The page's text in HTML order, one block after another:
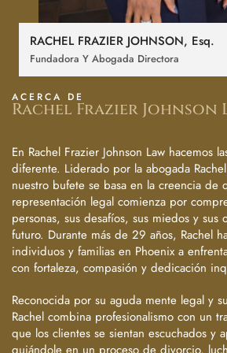
RACHEL FRAZIER JOHNSON, Esq.
Fundadora Y Abogada Directora
ACERCA DE
Rachel Frazier Johnson
En Rachel Frazier Johnson Law hacemos
diferente. Liderado por la abogada
nuestro bufete se basa en la creencia de
representación legal comienza por
personas, sus desafíos, sus miedos y sus
futuro. Durante más de 29 años, Rachel
individuos y familias en Phoenix a
con fortaleza, compasión y dedicación
Reconocida por su aguda mente legal y
Rachel combina profesionalismo con un
que los clientes se sientan escuchados y